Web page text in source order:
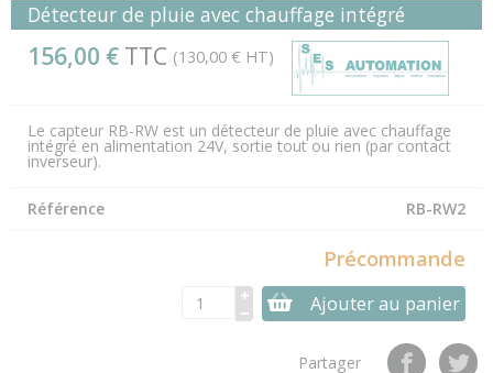
Détecteur de pluie avec chauffage intégré
156,00 € TTC (130,00 € HT)
Le capteur RB-RW est un détecteur de pluie avec chauffage
intégré en alimentation 24V, sortie tout ou rien (par contact
inverseur).
Référence RB-RW2
Précommande
Ajouter au panier
Partager